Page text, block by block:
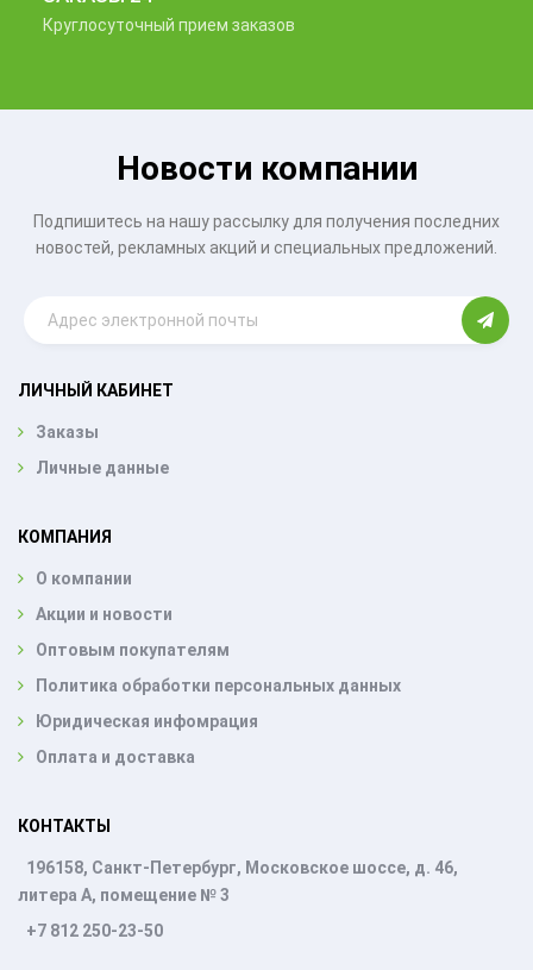
Круглосуточный прием заказов
Новости компании
Подпишитесь на нашу рассылку для получения последних
новостей, рекламных акций и специальных предложений.
ЛИЧНЫЙ КАБИНЕТ
Заказы
Личные данные
КОМПАНИЯ
О компании
Акции и новости
Оптовым покупателям
Политика обработки персональных данных
Юридическая инфомрация
Оплата и доставка
КОНТАКТЫ
196158, Санкт-Петербург, Московское шоссе, д. 46,
литера А, помещение № 3
+7 812 250-23-50